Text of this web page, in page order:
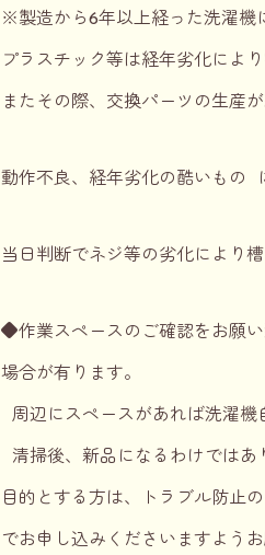
※製造から6年以上経った洗濯機
プラスチック等は経年劣化によ
またその際、交換パーツの生産
動作不良、経年劣化の酷いもの
当日判断でネジ等の劣化により
◆作業スペースのご確認をお願
場合が有ります。
周辺にスペースがあれば洗濯機
清掃後、新品になるわけではあ
目的とする方は、トラブル防止
でお申し込みくださいますよう